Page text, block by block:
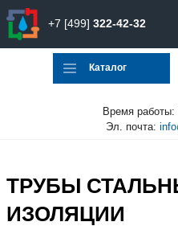
+7 [499] 322-42-32
Каталог
Время работы:
Эл. почта:
ТРУБЫ
ИЗОЛЯЦИИ